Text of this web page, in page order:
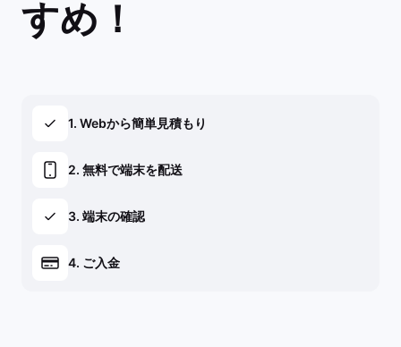
すめ！
1. Webから簡単見積もり
2. 無料で端末を配送
3. 端末の確認
4. ご入金